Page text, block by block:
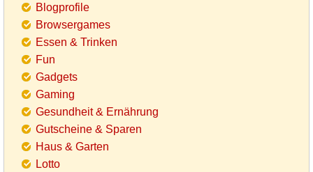
Blogprofile
Browsergames
Essen & Trinken
Fun
Gadgets
Gaming
Gesundheit & Ernährung
Gutscheine & Sparen
Haus & Garten
Lotto